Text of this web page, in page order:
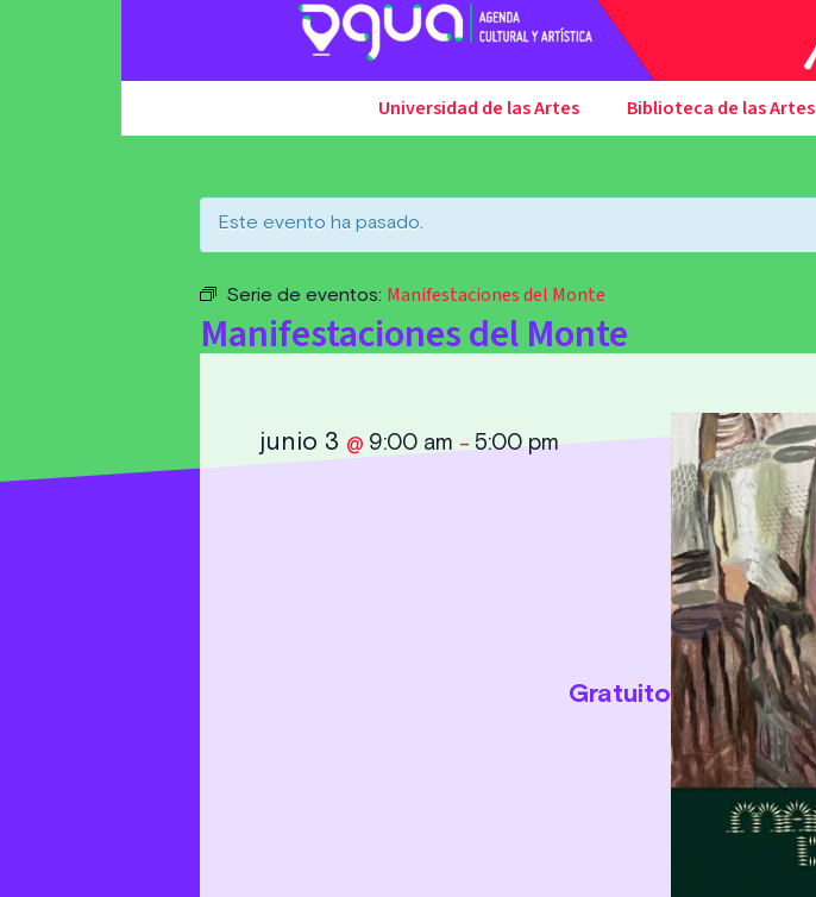
Universidad de las Artes Biblioteca de las Artes
Este evento ha pasado.
Serie de eventos: Manifestaciones del Monte
Manifestaciones del Monte
junio 3 @ 9:00 am – 5:00 pm
Gratuito